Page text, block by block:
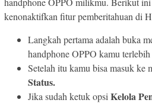
kenonaktifkan fitur pemberitahuan di
Langkah pertama adalah buka
handphone OPPO kamu
Setelah itu kamu bisa masuk ke
Status.
Jika sudah ketuk opsi Kelola